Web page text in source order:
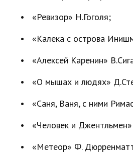
• «Ревизор» Н.Гоголя;
• «Калека с острова
• «Алексей Каренин»
• «О мышах и людях»
• «Саня, Ваня, с ними
• «Человек и
• «Метеор» Ф.